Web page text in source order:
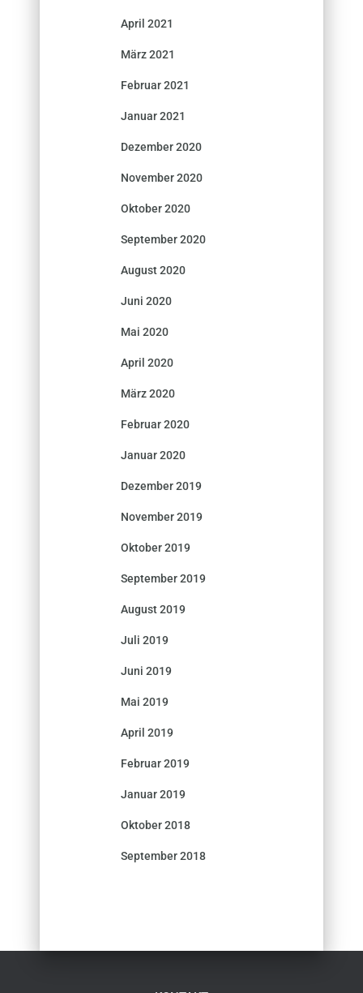
April 2021
März 2021
Februar 2021
Januar 2021
Dezember 2020
November 2020
Oktober 2020
September 2020
August 2020
Juni 2020
Mai 2020
April 2020
März 2020
Februar 2020
Januar 2020
Dezember 2019
November 2019
Oktober 2019
September 2019
August 2019
Juli 2019
Juni 2019
Mai 2019
April 2019
Februar 2019
Januar 2019
Oktober 2018
September 2018